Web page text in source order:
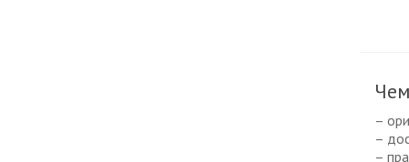
–
–
–